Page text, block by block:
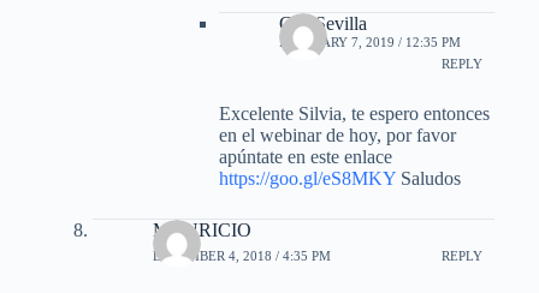
Gus Sevilla
FEBRUARY 7, 2019 / 12:35 PM
REPLY
Excelente Silvia, te espero entonces
en el webinar de hoy, por favor
apúntate en este enlace
https://goo.gl/eS8MKYSaludos
MAURICIO
DECEMBER 4, 2018 / 4:35 PM REPLY